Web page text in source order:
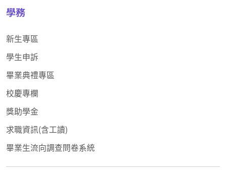
學務
新生專區
學生申訴
畢業典禮專區
校慶專欄
獎助學金
求職資訊(含工讀)
畢業生流向調查問卷系統